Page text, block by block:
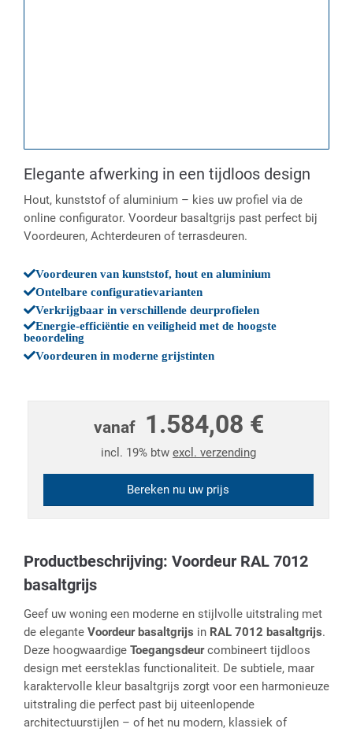
Elegante afwerking in een tijdloos design
Hout, kunststof of aluminium – kies uw profiel via de
online configurator. Voordeur basaltgrijs past perfect bij
Voordeuren, Achterdeuren of terrasdeuren.
Voordeuren van kunststof, hout en aluminium
Ontelbare configuratievarianten
Verkrijgbaar in verschillende deurprofielen
Energie-efficiëntie en veiligheid met de hoogste
beoordeling
Voordeuren in moderne grijstinten
vanaf 1.584,08 €
incl. 19% btw excl. verzending
Bereken nu uw prijs
Productbeschrijving: Voordeur RAL 7012
basaltgrijs
Geef uw woning een moderne en stijlvolle uitstraling met
de elegante Voordeur basaltgrijs in RAL 7012 basaltgrijs.
Deze hoogwaardige Toegangsdeurcombineert tijdloos
design met eersteklas functionaliteit. De subtiele, maar
karaktervolle kleur basaltgrijs zorgt voor een harmonieuze
uitstraling die perfect past bij uiteenlopende
architectuurstijlen – of het nu modern, klassiek of